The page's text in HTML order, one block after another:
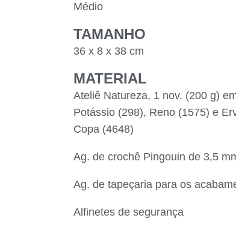
Médio
TAMANHO
36 x 8 x 38 cm
MATERIAL
Ateliê Natureza, 1 nov. (200 g)
Potássio (298), Reno (1575) e
Copa (4648)
Ag. de crochê Pingouin de 3,5
Ag. de tapeçaria para os
Alfinetes de segurança